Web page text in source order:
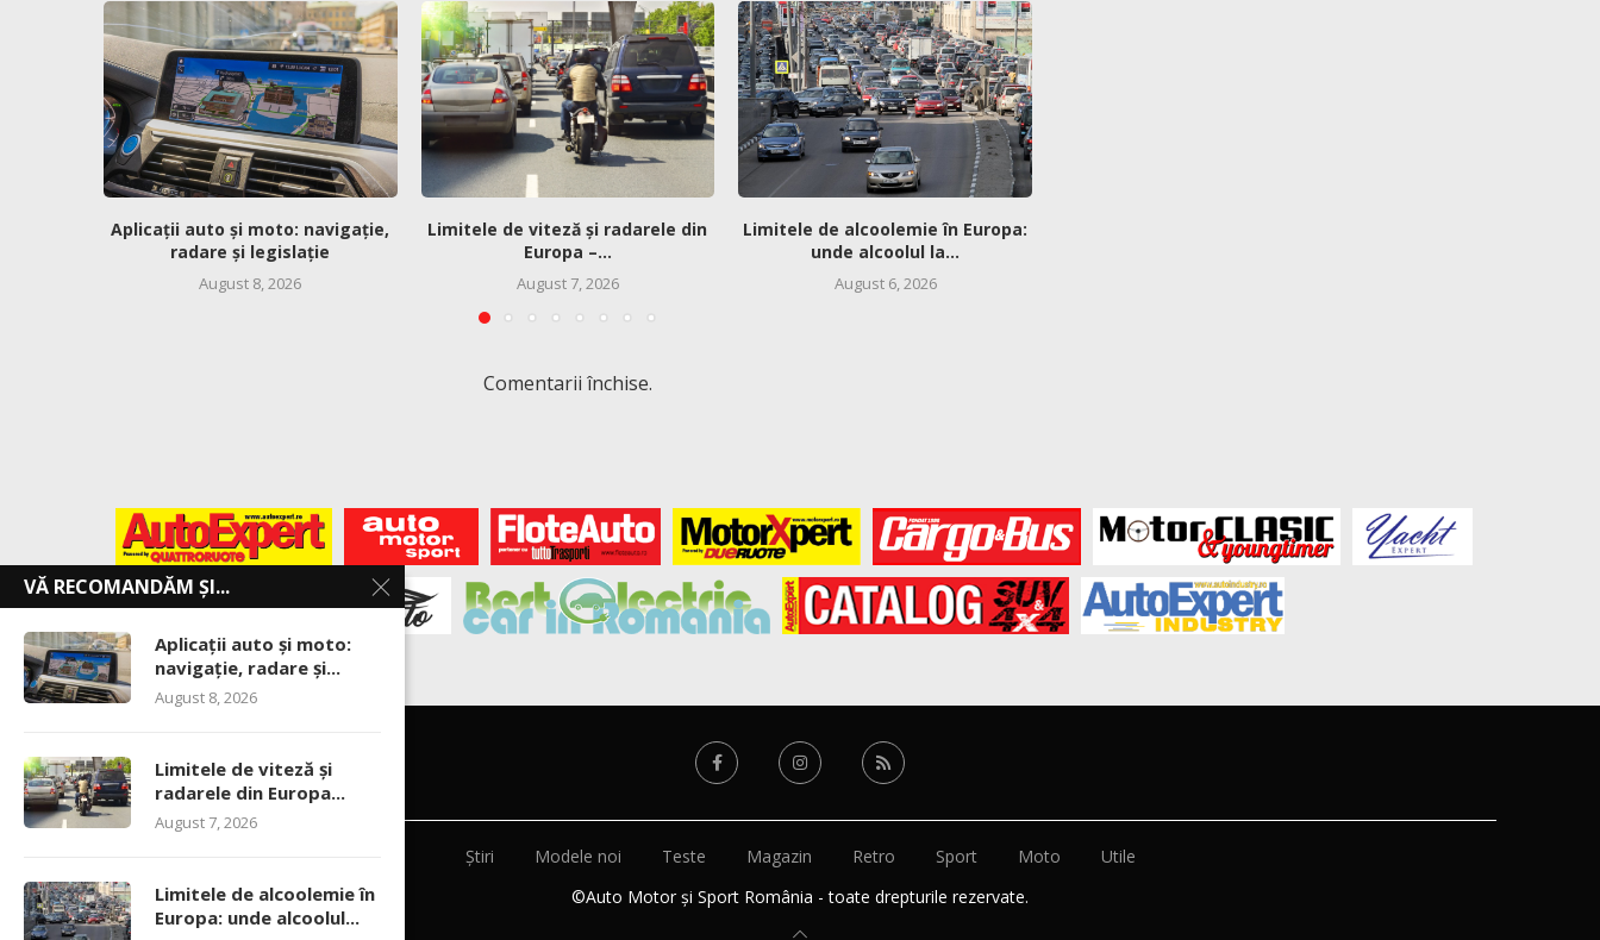
Aplicații auto și moto: navigație,
radare și legislație
August 8, 2026
Limitele de viteză și radarele din
Europa –...
August 7, 2026
Limitele de alcoolemie în Europa:
unde alcoolul la...
August 6, 2026
Comentarii închise.
Știri Modele noi Teste Magazin Retro Sport Moto
Utile
©Auto Motor și Sport România - toate drepturile rezervate.
VĂ RECOMANDĂM ȘI...
Aplicații auto și moto:
navigație, radare și...
August 8, 2026
Limitele de viteză și
radarele din Europa...
August 7, 2026
Limitele de alcoolemie în
Europa: unde alcoolul...